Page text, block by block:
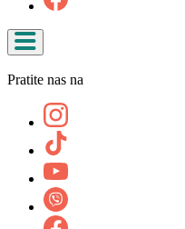
Pratite nas na